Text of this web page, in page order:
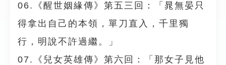
06.《醒世姻緣傳》第五三回：「晁無晏只
得拿出自己的本領，單刀直入，千里獨
行，明說不許過繼。」
07.《兒女英雄傳》第六回：「那女子見他